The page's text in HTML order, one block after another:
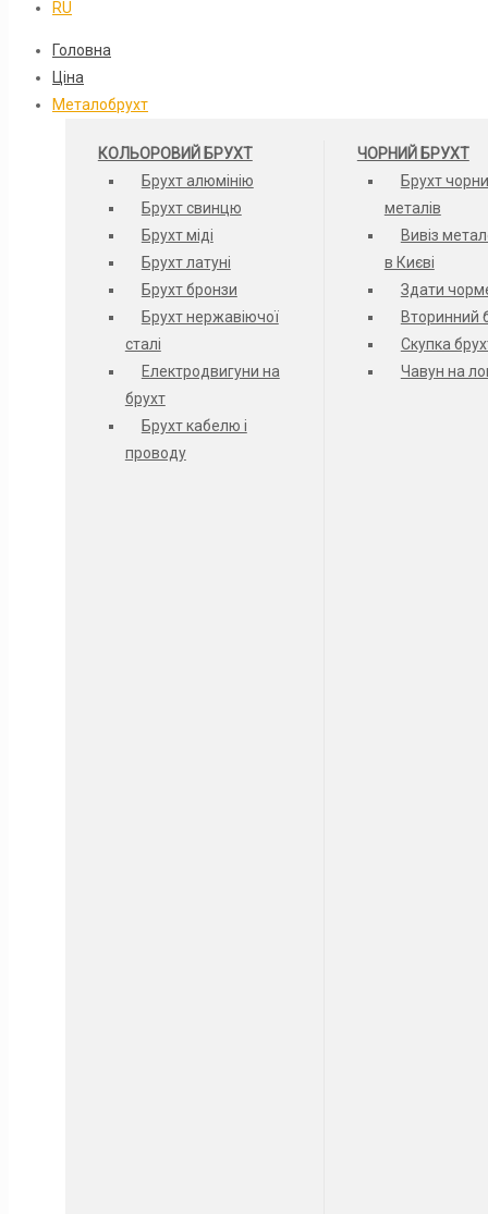
RU
Головна
Ціна
Металобрухт
КОЛЬОРОВИЙ БРУХТ
Брухт алюмінію
Брухт свинцю
Брухт міді
Брухт латуні
Брухт бронзи
Брухт нержавіючої
сталі
Електродвигуни на
брухт
Брухт кабелю і
проводу
ЧОРНИЙ БРУХТ
Брухт
металів
Вивіз
в Києві
Здати
Вторинний
Скупка
Чавун на